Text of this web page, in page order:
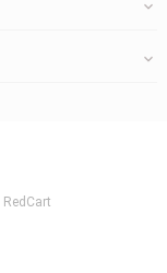
RedCart